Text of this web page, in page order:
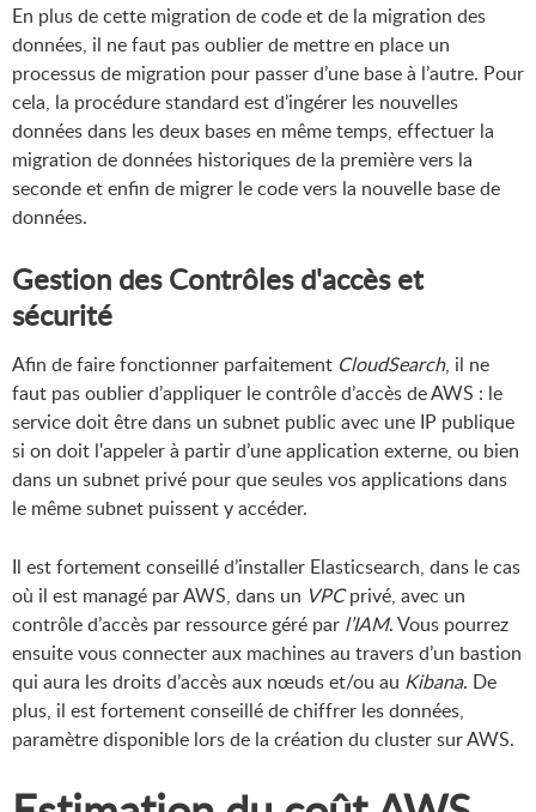
En plus de cette migration de code et de la migration des
données, il ne faut pas oublier de mettre en place un
processus de migration pour passer d’une base à l’autre. Pour
cela, la procédure standard est d’ingérer les nouvelles
données dans les deux bases en même temps, effectuer la
migration de données historiques de la première vers la
seconde et enfin de migrer le code vers la nouvelle base de
données.
Gestion des Contrôles d'accès et
sécurité
Afin de faire fonctionner parfaitement CloudSearch, il ne
faut pas oublier d’appliquer le contrôle d’accès de AWS : le
service doit être dans un subnet public avec une IP publique
si on doit l'appeler à partir d’une application externe, ou bien
dans un subnet privé pour que seules vos applications dans
le même subnet puissent y accéder.
Il est fortement conseillé d’installer Elasticsearch, dans le cas
où il est managé par AWS, dans un VPCprivé, avec un
contrôle d’accès par ressource géré par l’IAM. Vous pourrez
ensuite vous connecter aux machines au travers d’un bastion
qui aura les droits d’accès aux nœuds et/ou au Kibana. De
plus, il est fortement conseillé de chiffrer les données,
paramètre disponible lors de la création du cluster sur AWS.